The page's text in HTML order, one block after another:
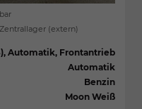
Zentrallager (extern)
Automatik, Frontantrieb
Automatik
Benzin
Moon Weiß